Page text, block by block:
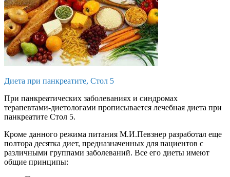
Диета при панкреатите, Стол 5
При панкреатических заболеваниях и синдромах
терапевтами-диетологами прописывается лечебная диета при
панкреатите Стол 5.
Кроме данного режима питания М.И.Певзнер разработал еще
полтора десятка диет, предназначенных для пациентов с
различными группами заболеваний. Все его диеты имеют
общие принципы: